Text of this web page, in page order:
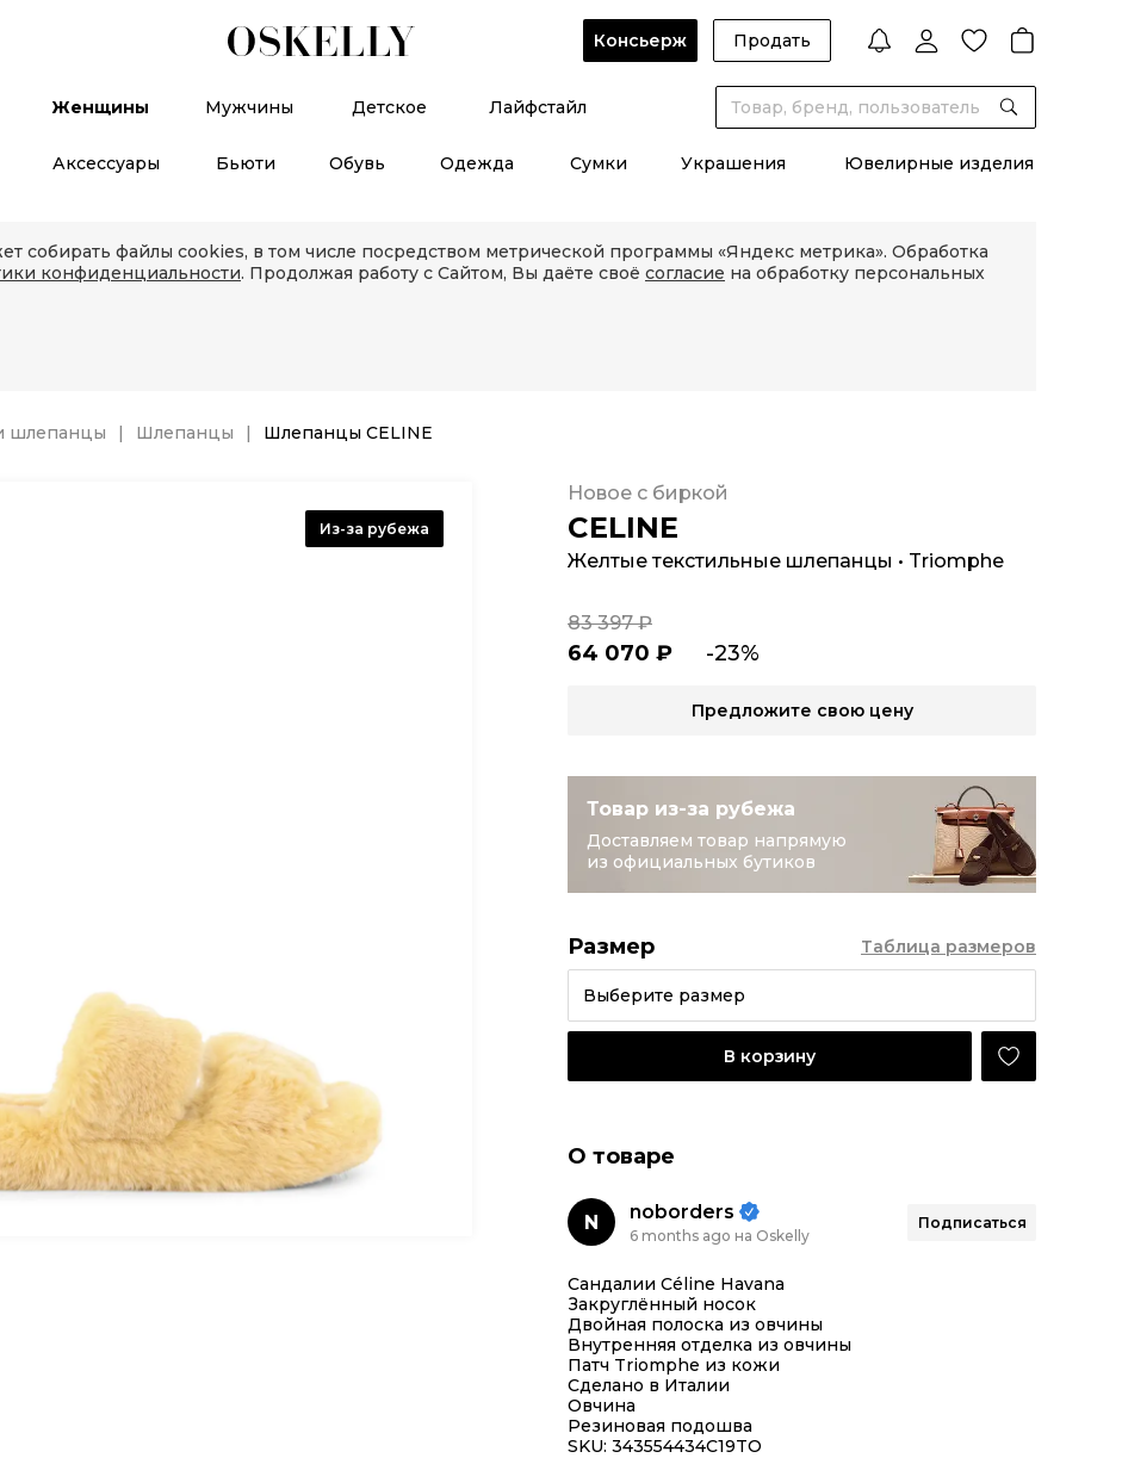
Консьерж Продать
Женщины Мужчины Детское Лайфстайл
Аксессуары Бьюти Обувь Одежда Сумки Украшения Ювелирные изделия
собирать файлы cookies, в том числе посредством метрической программы «Яндекс метрика». Обработка
конфиденциальности. Продолжая работу с Сайтом, Вы даёте своё согласие на обработку персональных
шлепанцы Шлепанцы Шлепанцы CELINE
Из-за рубежа CELINE
Желтые текстильные шлепанцы • Triomphe
Новое с биркой
64 070 ₽ -23%
83 397 ₽
Предложите свою цену
Товар из-за рубежа
Доставляем товар напрямую
из официальных бутиков
Размер
Выберите размер
Таблица размеров
В корзину
О товаре
N noborders
6 months ago на Oskelly
Подписаться
Сандалии Céline Havana
Закруглённый носок
Двойная полоска из овчины
Внутренняя отделка из овчины
Патч Triomphe из кожи
Сделано в Италии
Овчина
Резиновая подошва
SKU: 343554434C19TO